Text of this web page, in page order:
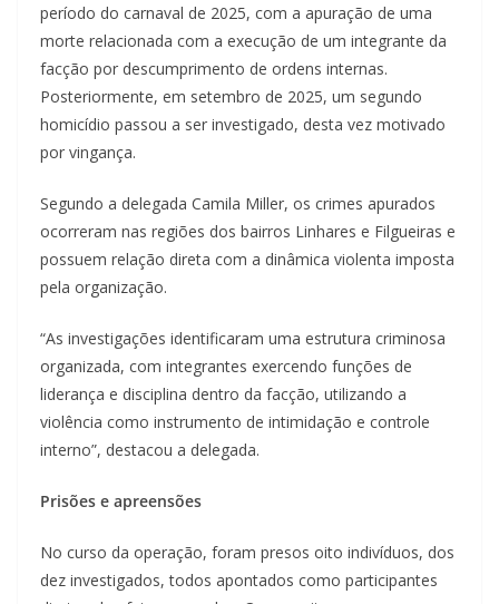
período do carnaval de 2025, com a apuração de uma
morte relacionada com a execução de um integrante da
facção por descumprimento de ordens internas.
Posteriormente, em setembro de 2025, um segundo
homicídio passou a ser investigado, desta vez motivado
por vingança.
Segundo a delegada Camila Miller, os crimes apurados
ocorreram nas regiões dos bairros Linhares e Filgueiras e
possuem relação direta com a dinâmica violenta imposta
pela organização.
“As investigações identificaram uma estrutura criminosa
organizada, com integrantes exercendo funções de
liderança e disciplina dentro da facção, utilizando a
violência como instrumento de intimidação e controle
interno”, destacou a delegada.
Prisões e apreensões
No curso da operação, foram presos oito indivíduos, dos
dez investigados, todos apontados como participantes